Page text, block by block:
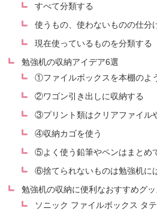
すべて分類する
使うもの、使わないものの仕分
現在使っているものを分類する
勉強机の収納アイデア6選
①ファイルボックスを本棚のよ
②ワゴン引き出しに収納する
③プリント類はクリアファイル
④収納カゴを使う
⑤よく使う鉛筆やペンはまとめ
⑥捨てられないものは勉強机に
勉強机の収納に便利なおすすめグ
ソニック ファイルボックス タ